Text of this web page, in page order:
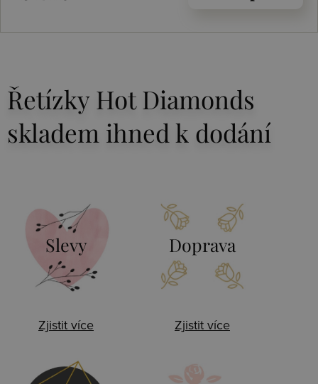
Řetízky Hot Diamonds
skladem ihned k dodání
Slevy
Zjistit více
Doprava
Zjistit více